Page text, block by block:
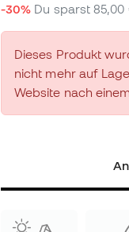
-30% Du sparst85,00
Dieses Produkt
nicht mehr auf
Website nach